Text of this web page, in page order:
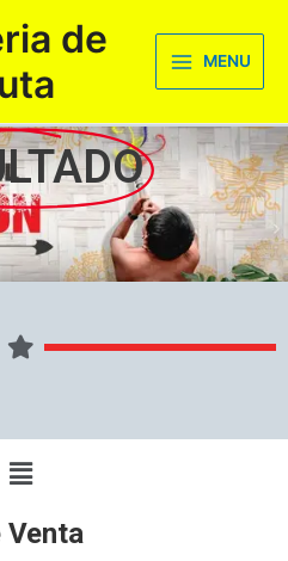
de
Menu
MENU
Venta